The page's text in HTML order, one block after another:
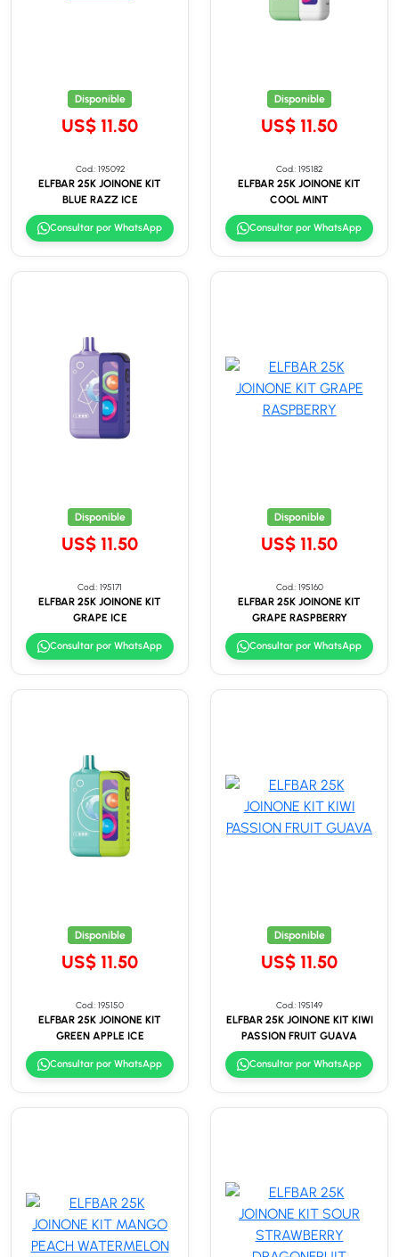
Disponible
US$ 11.50
Cod.: 195092
ELFBAR 25K JOINONE KIT
BLUE RAZZ ICE
Consultar por WhatsApp
Disponible
US$ 11.50
Cod.: 195182
ELFBAR 25K JOINONE KIT
COOL MINT
Consultar por WhatsApp
Disponible
US$ 11.50
Cod.: 195171
ELFBAR 25K JOINONE KIT
GRAPE ICE
Consultar por WhatsApp
Disponible
US$ 11.50
Cod.: 195160
ELFBAR 25K JOINONE KIT
GRAPE RASPBERRY
Consultar por WhatsApp
Disponible
US$ 11.50
Cod.: 195150
ELFBAR 25K JOINONE KIT
GREEN APPLE ICE
Consultar por WhatsApp
Disponible
US$ 11.50
Cod.: 195149
ELFBAR 25K JOINONE KIT KIWI
PASSION FRUIT GUAVA
Consultar por WhatsApp